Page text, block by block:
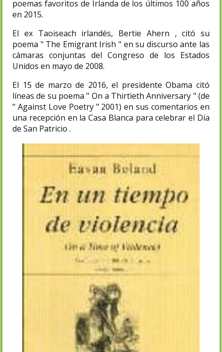
poemas favoritos de Irlanda de los últimos 100 años
en 2015.
El ex Taoiseach irlandés, Bertie Ahern , citó su
poema " The Emigrant Irish " en su discurso ante las
cámaras conjuntas del Congreso de los Estados
Unidos en mayo de 2008.
El 15 de marzo de 2016, el presidente Obama citó
líneas de su poema " On a Thirtieth Anniversary " (de
" Against Love Poetry " 2001) en sus comentarios en
una recepción en la Casa Blanca para celebrar el Día
de San Patricio .